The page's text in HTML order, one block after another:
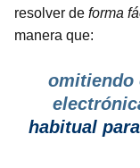
resolver de forma
manera que:
omitiendo
habitual